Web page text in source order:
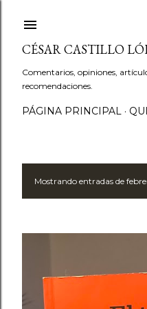
CÉSAR CASTILLO
Comentarios, opiniones,
recomendaciones.
PÁGINA PRINCIPAL
E
a
Mostrando entradas de